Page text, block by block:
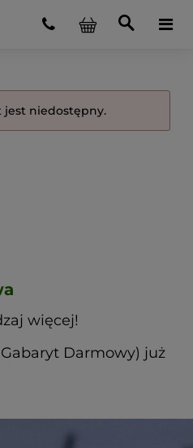
jest niedostępny.
więcej!
Darmowy) już